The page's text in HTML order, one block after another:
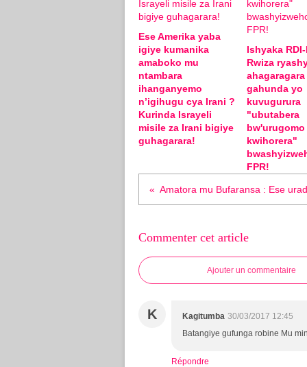
Ese Amerika yaba
igiye kumanika
amaboko mu
ntambara
ihanganyemo
n’igihugu cya Irani ?
Kurinda Israyeli
misile za Irani bigiye
guhagarara!
Ishyaka
Rwiza
ahagaragara
gahunda yo
kuvugurura
"ubutabera
bw'urugomo
kwihorera"
FPR!
Commenter cet article
Ajouter un commentaire
K Kagitumba 30/03/2017 12:45
Batangiye gufunga robine Mu
Répondre